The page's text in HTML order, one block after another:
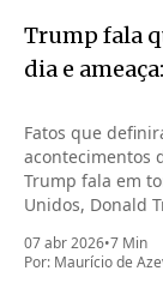
Trump fala
dia e
Fatos que definiram a
acontecimentos
Trump fala em tomar o Irã
Unidos, Donald
terça-feira (7.abr)
07 abr 2026•7 Min
Por: Maurício de